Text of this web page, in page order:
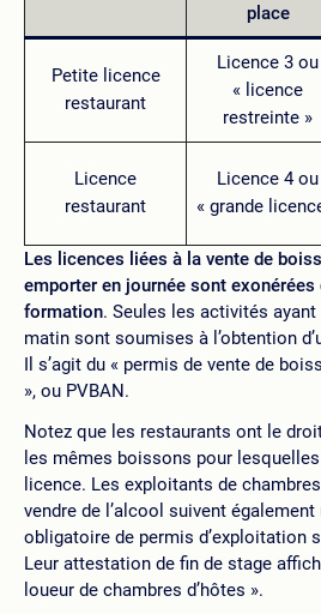
place
Petite licence
restaurant
Licence 3 ou
« licence
restreinte »
Licence
restaurant
Licence 4 ou
« grande
Les licences liées à la vente de
emporter en journée sont exonérées
formation. Seules les activités
matin sont soumises à l’obtention
Il s’agit du « permis de vente de
», ou PVBAN.
Notez que les restaurants ont le
les mêmes boissons pour
licence. Les exploitants de
vendre de l’alcool suivent
obligatoire de permis d’exploitation
Leur attestation de fin de stage
loueur de chambres d’hôtes ».